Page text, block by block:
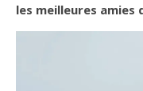
les meilleures amies